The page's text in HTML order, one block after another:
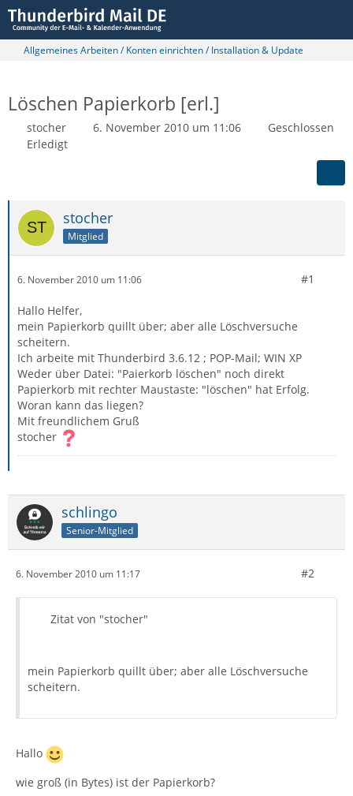
Allgemeines Arbeiten / Konten einrichten / Installation & Update
Löschen Papierkorb [erl.]
stocher 6. November 2010 um 11:06
Geschlossen
Erledigt
stocher
Mitglied
6. November 2010 um 11:06 #1
Hallo Helfer,
mein Papierkorb quillt über; aber alle Löschversuche
scheitern.
Ich arbeite mit Thunderbird 3.6.12 ; POP-Mail; WIN XP
Weder über Datei: "Paierkorb löschen" noch direkt
Papierkorb mit rechter Maustaste: "löschen" hat Erfolg.
Woran kann das liegen?
Mit freundlichem Gruß
stocher
schlingo
Senior-Mitglied
6. November 2010 um 11:17 #2
Zitat von "stocher"
mein Papierkorb quillt über; aber alle Löschversuche
scheitern.
Hallo
wie groß (in Bytes) ist der Papierkorb?